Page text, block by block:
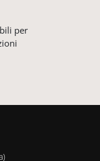
per